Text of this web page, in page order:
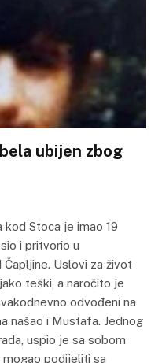
ubijen zbog
Stoca je imao 19
i pritvorio u
Uslovi za život
teški, a naročito je
odvođeni na
našao i Mustafa. Jednog
uspio je sa sobom
podijeliti sa